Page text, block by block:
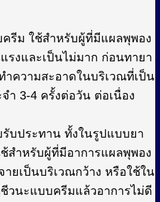
รีม ใช้สำหรับผู้ที่มีแผลพุพอง
รงและเป็นไม่มาก ก่อนทายา
ำความสะอาดในบริเวณที่เป็น
ำ 3-4 ครั้งต่อวัน ต่อเนื่อง
บประทาน ทั้งในรูปแบบยา
สำหรับผู้ที่มีอาการแผลพุพอง
ายเป็นบริเวณกว้าง หรือใช้ใน
วนะแบบครีมแล้วอาการไม่ดี